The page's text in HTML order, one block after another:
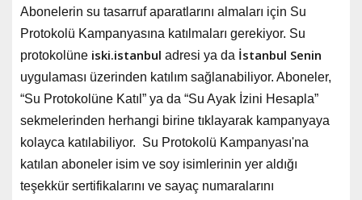
Abonelerin su tasarruf aparatlarını almaları için Su
Protokolü Kampanyasına katılmaları gerekiyor. Su
protokolüne iski.istanbul adresi ya da İstanbul Senin
uygulaması üzerinden katılım sağlanabiliyor. Aboneler,
“Su Protokolüne Katıl” ya da “Su Ayak İzini Hesapla”
sekmelerinden herhangi birine tıklayarak kampanyaya
kolayca katılabiliyor. Su Protokolü Kampanyası'na
katılan aboneler isim ve soy isimlerinin yer aldığı
teşekkür sertifikalarını ve sayaç numaralarını